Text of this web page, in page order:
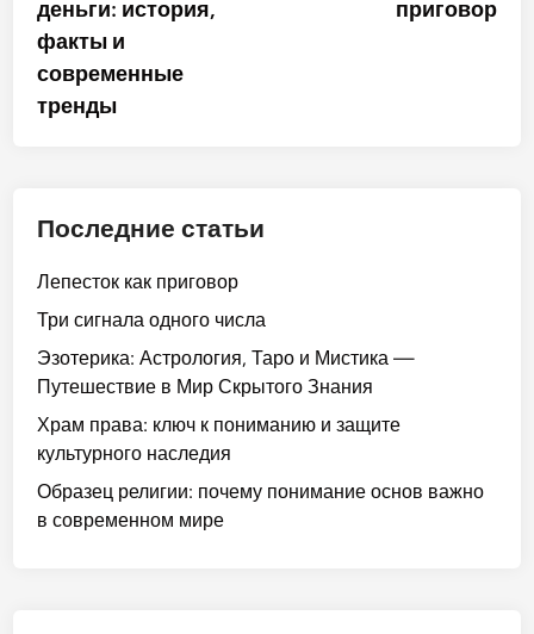
деньги: история,
факты и
современные
тренды
приговор
Последние статьи
Лепесток как приговор
Три сигнала одного числа
Эзотерика: Астрология, Таро и Мистика —
Путешествие в Мир Скрытого Знания
Храм права: ключ к пониманию и защите
культурного наследия
Образец религии: почему понимание основ важно
в современном мире